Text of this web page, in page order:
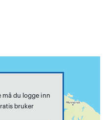
må du logge inn
bruker